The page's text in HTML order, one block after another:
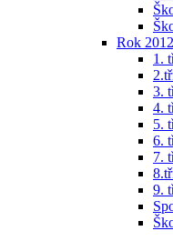
Rok
1.
3.
4.
5.
6.
7.
9.